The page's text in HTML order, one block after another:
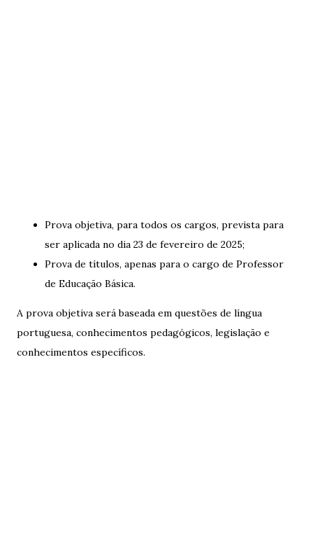
Prova objetiva, para todos os cargos, prevista para
ser aplicada no dia 23 de fevereiro de 2025;
Prova de títulos, apenas para o cargo de Professor
de Educação Básica.
A prova objetiva será baseada em questões de língua
portuguesa, conhecimentos pedagógicos, legislação e
conhecimentos específicos.